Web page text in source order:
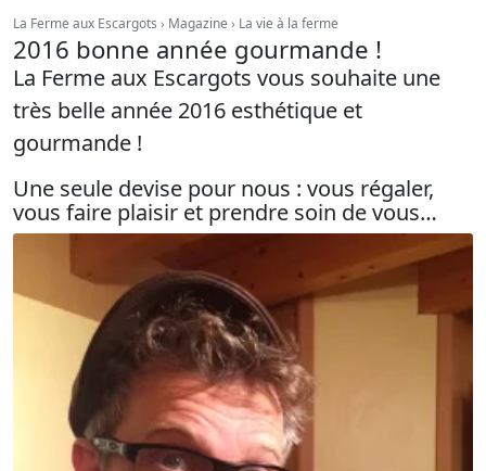
Vous êtes ici :
La Ferme aux Escargots Magazine La vie à la ferme
2016 bonne année gourmande !
La Ferme aux Escargots vous souhaite une
très belle année 2016 esthétique et
gourmande !
Une seule devise pour nous : vous régaler,
vous faire plaisir et prendre soin de vous…